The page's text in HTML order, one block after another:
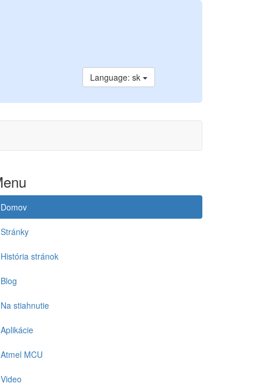
Language: sk
Domov
Stránky
História stránok
Blog
Na stiahnutie
Aplikácie
Atmel MCU
Video